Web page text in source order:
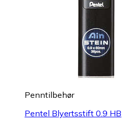
Penntilbehør
Pentel Blyertsstift 0.9 HB